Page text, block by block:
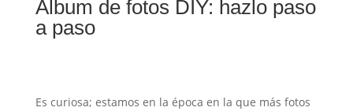
Album de fotos DIY: hazlo paso
a paso
Es curiosa; estamos en la época en la que más fotos